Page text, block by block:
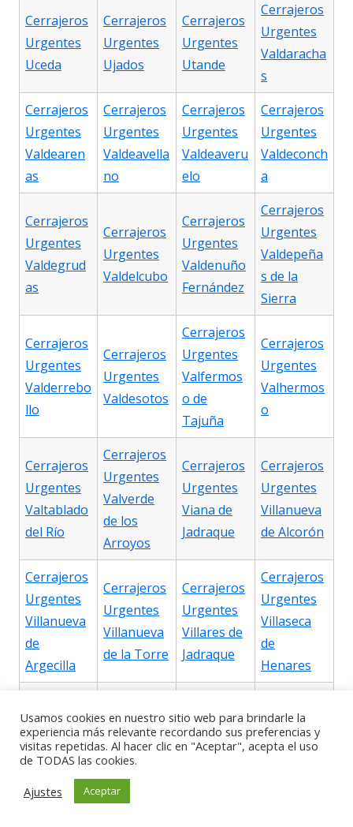
Cerrajeros
Urgentes
Uceda
Cerrajeros
Urgentes
Ujados
Cerrajeros
Urgentes
Utande
Cerrajeros
Urgentes
Valdaracha
s
Cerrajeros
Urgentes
Valdearen
as
Cerrajeros
Urgentes
Valdeavella
no
Cerrajeros
Urgentes
Valdeaveru
elo
Cerrajeros
Urgentes
Valdeconch
a
Cerrajeros
Urgentes
Valdegrud
as
Cerrajeros
Urgentes
Valdelcubo
Cerrajeros
Urgentes
Valdenuño
Fernández
Cerrajeros
Urgentes
Valdepeña
s de la
Sierra
Cerrajeros
Urgentes
Valderrebo
llo
Cerrajeros
Urgentes
Valdesotos
Cerrajeros
Urgentes
Valfermos
o de
Tajuña
Cerrajeros
Urgentes
Valhermos
o
Cerrajeros
Urgentes
Valtablado
del Río
Cerrajeros
Urgentes
Valverde
de los
Arroyos
Cerrajeros
Urgentes
Viana de
Jadraque
Cerrajeros
Urgentes
Villanueva
de Alcorón
Cerrajeros
Urgentes
Villanueva
de
Argecilla
Cerrajeros
Urgentes
Villanueva
de la Torre
Cerrajeros
Urgentes
Villares de
Jadraque
Cerrajeros
Urgentes
Villaseca
de
Henares
Urgentes
Villaseca
de Uceda
Urgentes
Villel de
Mesa
Cerrajeros
Urgentes
Viñuelas
Cerrajeros
Urgentes
Yebes
Usamos cookies en nuestro sitio web para brindarle la
experiencia más relevante recordando sus preferencias y
visitas repetidas. Al hacer clic en "Aceptar", acepta el uso
de TODAS las cookies.
Ajustes
Aceptar